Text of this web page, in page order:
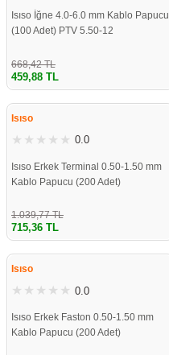
Isıso İğne 4.0-6.0 mm Kablo Papucu
(100 Adet) PTV 5.50-12
668,42 TL
459,88 TL
%31
Isıso
0.0
Isıso Erkek Terminal 0.50-1.50 mm
Kablo Papucu (200 Adet)
1.039,77 TL
715,36 TL
%31
Isıso
0.0
Isıso Erkek Faston 0.50-1.50 mm
Kablo Papucu (200 Adet)